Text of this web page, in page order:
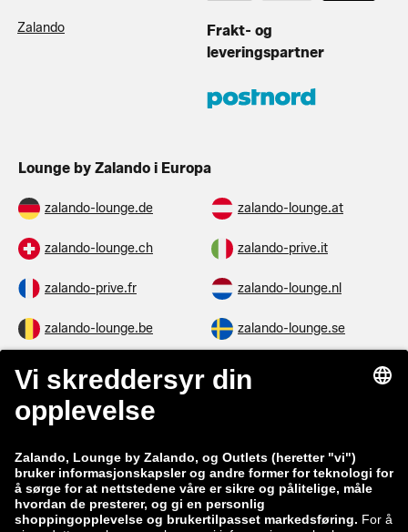
Zalando
Frakt- og
leveringspartner
Lounge by Zalando i Europa
zalando-lounge.de zalando-lounge.at
zalando-lounge.ch zalando-prive.it
zalando-prive.fr zalando-lounge.nl
zalando-lounge.be zalando-lounge.se
zalando-lounge.fi
zalando-lounge.co.uk
zalando-lounge.lt zalando-lounge.sk
zalando-lounge.ro zalando-lounge.hr